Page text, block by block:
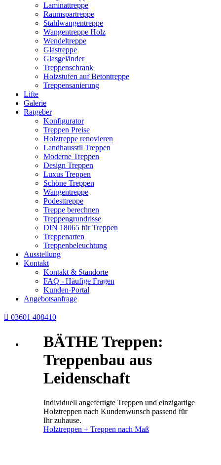
Laminattreppe
Raumspartreppe
Stahlwangentreppe
Wangentreppe Holz
Wendeltreppe
Glastreppe
Glasgeländer
Treppenschrank
Holzstufen auf Betontreppe
Treppensanierung
Lifte
Galerie
Ratgeber
Konfigurator
Treppen Preise
Holztreppe renovieren
Landhausstil Treppen
Moderne Treppen
Design Treppen
Luxus Treppen
Schöne Treppen
Wangentreppe
Podesttreppe
Treppe berechnen
Treppengrundrisse
DIN 18065 für Treppen
Treppenarten
Treppenbeleuchtung
Ausstellung
Kontakt
Kontakt & Standorte
FAQ - Häufige Fragen
Kunden-Portal
Angebotsanfrage
 03601 408410
BÄTHE Treppen:
Treppenbau aus
Leidenschaft
Individuell angefertigte Treppen und einzigartige
Holztreppen nach Kundenwunsch passend für
Ihr zuhause.
Holztreppen + Treppen nach Maß